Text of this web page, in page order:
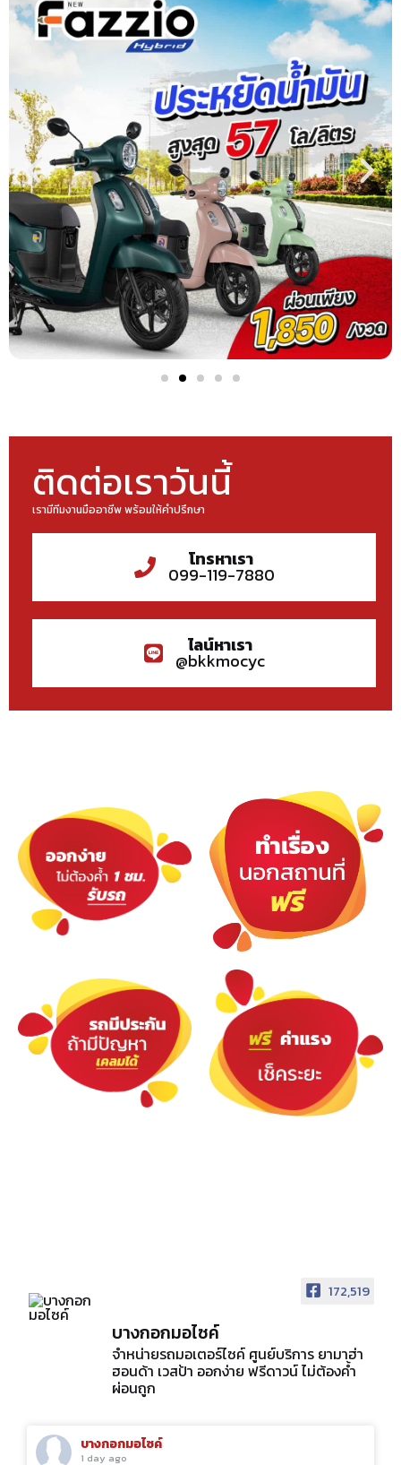
ติดต่อเราวันนี้
เรามีทีมงานมืออาชีพ พร้อมให้คำปรึกษา
โทรหาเรา
099-119-7880
ไลน์หาเรา
@bkkmocyc
172,519
บางกอกมอไซค์
จำหน่ายรถมอเตอร์ไซค์ ศูนย์บริการ ยามาฮ่า
ฮอนด้า เวสป้า ออกง่าย ฟรีดาวน์ ไม่ต้องค้ำ
ผ่อนถูก
บางกอกมอไซค์
2 days ago